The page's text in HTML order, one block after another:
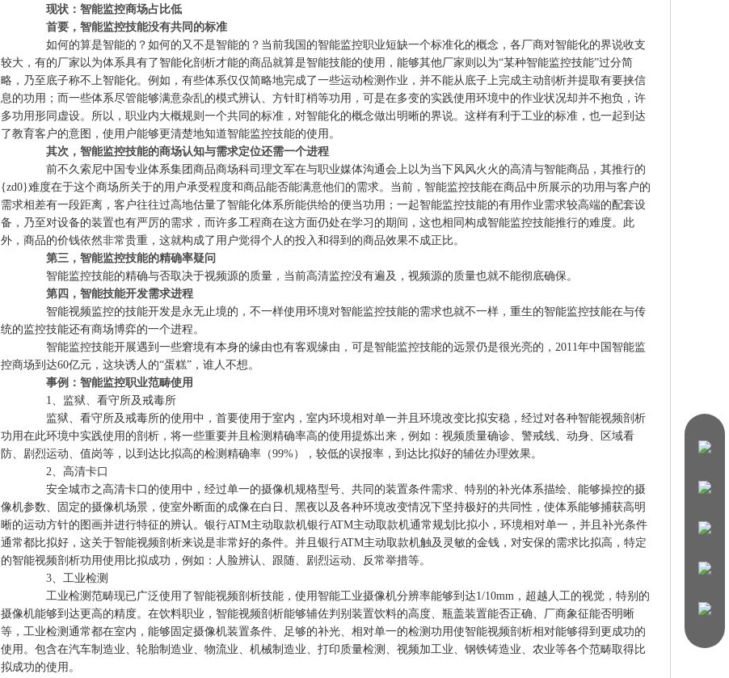
现状：智能监控商场占比低
首要，智能监控技能没有共同的标准
如何的算是智能的？如何的又不是智能的？当前我国的智能监控职业短缺一个标准化的概念，各厂商对智能化的界说收支
较大，有的厂家以为体系具有了智能化剖析才能的商品就算是智能技能的使用，能够其他厂家则以为“某种智能监控技能”过分简
略，乃至底子称不上智能化。例如，有些体系仅仅简略地完成了一些运动检测作业，并不能从底子上完成主动剖析并提取有要挟信
息的功用；而一些体系尽管能够满意杂乱的模式辨认、方针盯梢等功用，可是在多变的实践使用环境中的作业状况却并不抱负，许
多功用形同虚设。所以，职业内大概规则一个共同的标准，对智能化的概念做出明晰的界说。这样有利于工业的标准，也一起到达
了教育客户的意图，使用户能够更清楚地知道智能监控技能的使用。
其次，智能监控技能的商场认知与需求定位还需一个进程
前不久索尼中国专业体系集团商品商场科司理文军在与职业媒体沟通会上以为当下风风火火的高清与智能商品，其推行的
{zd0}难度在于这个商场所关于的用户承受程度和商品能否能满意他们的需求。当前，智能监控技能在商品中所展示的功用与客户的
需求相差有一段距离，客户往往过高地估量了智能化体系所能供给的便当功用；一起智能监控技能的有用作业需求较高端的配套设
备，乃至对设备的装置也有严厉的需求，而许多工程商在这方面仍处在学习的期间，这也相同构成智能监控技能推行的难度。此
外，商品的价钱依然非常贵重，这就构成了用户觉得个人的投入和得到的商品效果不成正比。
第三，智能监控技能的精确率疑问
智能监控技能的精确与否取决于视频源的质量，当前高清监控没有遍及，视频源的质量也就不能彻底确保。
第四，智能技能开发需求进程
智能视频监控的技能开发是永无止境的，不一样使用环境对智能监控技能的需求也就不一样，重生的智能监控技能在与传
统的监控技能还有商场博弈的一个进程。
智能监控技能开展遇到一些窘境有本身的缘由也有客观缘由，可是智能监控技能的远景仍是很光亮的，2011年中国智能监
控商场到达60亿元，这块诱人的“蛋糕”，谁人不想。
事例：智能监控职业范畴使用
1、监狱、看守所及戒毒所
监狱、看守所及戒毒所的使用中，首要使用于室内，室内环境相对单一并且环境改变比拟安稳，经过对各种智能视频剖析
功用在此环境中实践使用的剖析，将一些重要并且检测精确率高的使用提炼出来，例如：视频质量确诊、警戒线、动身、区域看
防、剧烈运动、值岗等，以到达比拟高的检测精确率（99%），较低的误报率，到达比拟好的辅佐办理效果。
2、高清卡口
安全城市之高清卡口的使用中，经过单一的摄像机规格型号、共同的装置条件需求、特别的补光体系描绘、能够操控的摄
像机参数、固定的摄像机场景，使室外断面的成像在白日、黑夜以及各种环境改变情况下坚持极好的共同性，使体系能够捕获高明
晰的运动方针的图画并进行特征的辨认。银行ATM主动取款机银行ATM主动取款机通常规划比拟小，环境相对单一，并且补光条件
通常都比拟好，这关于智能视频剖析来说是非常好的条件。并且银行ATM主动取款机触及灵敏的金钱，对安保的需求比拟高，特定
的智能视频剖析功用使用比拟成功，例如：人脸辨认、跟随、剧烈运动、反常举措等。
3、工业检测
工业检测范畴现已广泛使用了智能视频剖析技能，使用智能工业摄像机分辨率能够到达1/10mm，超越人工的视觉，特别的
摄像机能够到达更高的精度。在饮料职业，智能视频剖析能够辅佐判别装置饮料的高度、瓶盖装置能否正确、厂商象征能否明晰
等，工业检测通常都在室内，能够固定摄像机装置条件、足够的补光、相对单一的检测功用使智能视频剖析相对能够得到更成功的
使用。包含在汽车制造业、轮胎制造业、物流业、机械制造业、打印质量检测、视频加工业、钢铁铸造业、农业等各个范畴取得比
拟成功的使用。